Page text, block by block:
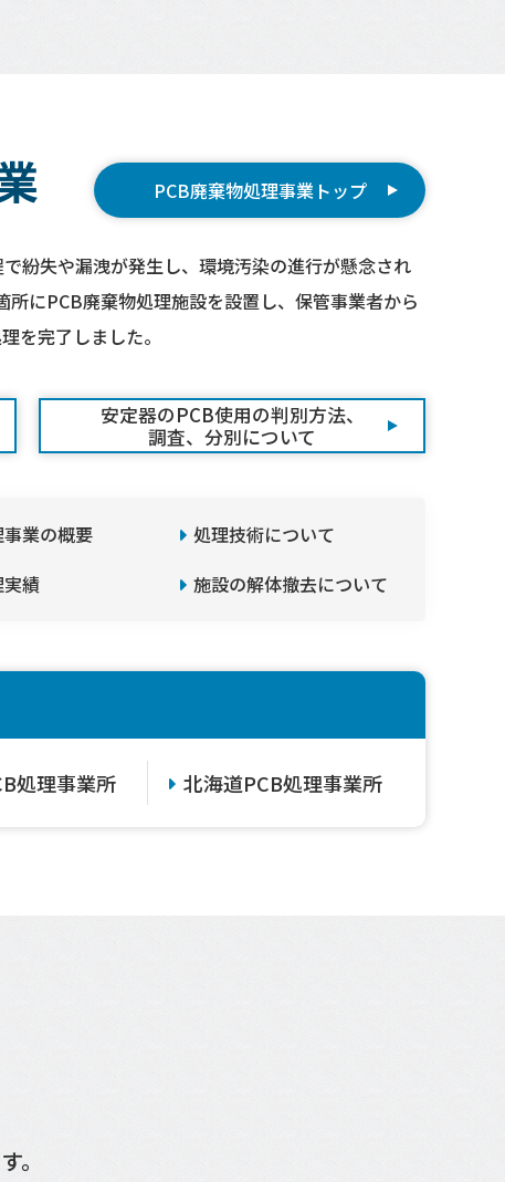
PCB廃棄物処理事業トップ
紛失や漏洩が発生し、環境汚染の進行が懸念され
にPCB廃棄物処理施設を設置し、保管事業者から
を完了しました。
安定器のPCB使用の判別方法、
調査、分別について
業の概要
処理技術について
績 施設の解体撤去について
処理事業所 北海道PCB処理事業所
。